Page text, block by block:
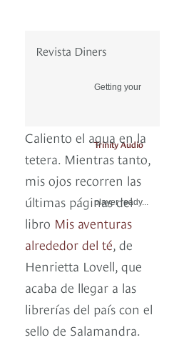
Revista Diners
Getting your
Trinity Audio
player ready...
Caliento el agua en la
tetera. Mientras tanto,
mis ojos recorren las
últimas páginas del
libro Mis aventuras
alrededor del té, de
Henrietta Lovell, que
acaba de llegar a las
librerías del país con el
sello de Salamandra.